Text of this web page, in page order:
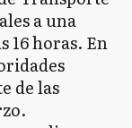
a una
16 horas. En
de las